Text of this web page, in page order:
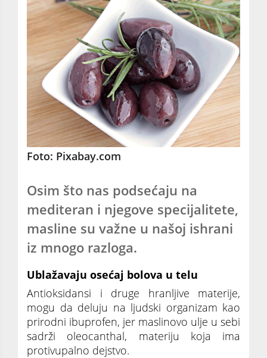
Foto: Pixabay.com
Osim što nas podsećaju na
mediteran i njegove specijalitete,
masline su važne u našoj ishrani
iz mnogo razloga.
Ublažavaju osećaj bolova u telu
Antioksidansi i druge hranljive materije,
mogu da deluju na ljudski organizam kao
prirodni ibuprofen, jer maslinovo ulje u sebi
sadrži oleocanthal, materiju koja ima
protivupalno dejstvo.